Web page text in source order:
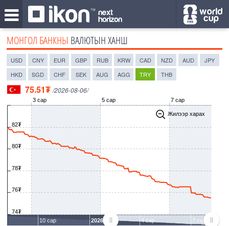
МОНГОЛ БАНКНЫ ВАЛЮТЫН ХАНШ
USD CNY EUR GBP RUB KRW CAD NZD AUD
JPY
HKD
SGD CHF SEK AUG AGG TRY THB
75.51₮/2026-08-06/